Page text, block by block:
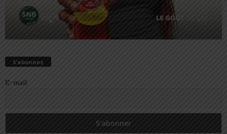
S’abonnez
E-mail